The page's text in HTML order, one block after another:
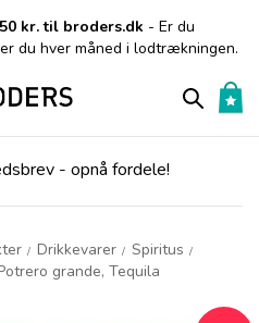
kr. til broders.dk - Er du
du hver måned i lodtrækningen.
- opnå fordele!
/ Drikkevarer / Spiritus /
grande, Tequila